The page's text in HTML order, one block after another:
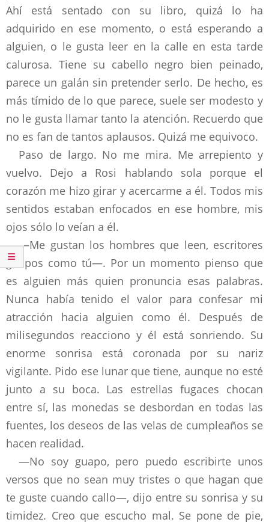
Ahí está sentado con su libro, quizá lo ha
adquirido en ese momento, o está esperando a
alguien, o le gusta leer en la calle en esta tarde
calurosa. Tiene su cabello negro bien peinado,
parece un galán sin pretender serlo. De hecho, es
más tímido de lo que parece, suele ser modesto y
no le gusta llamar tanto la atención. Recuerdo que
no es fan de tantos aplausos. Quizá me equivoco.
Paso de largo. No me mira. Me arrepiento y
vuelvo. Dejo a Rosi hablando sola porque el
corazón me hizo girar y acercarme a él. Todos mis
sentidos estaban enfocados en ese hombre, mis
ojos sólo lo veían a él.
—Me gustan los hombres que leen, escritores
guapos como tú—. Por un momento pienso que
es alguien más quien pronuncia esas palabras.
Nunca había tenido el valor para confesar mi
atracción hacia alguien como él. Después de
milisegundos reacciono y él está sonriendo. Su
enorme sonrisa está coronada por su nariz
vigilante. Pido ese lunar que tiene, aunque no esté
junto a su boca. Las estrellas fugaces chocan
entre sí, las monedas se desbordan en todas las
fuentes, los deseos de las velas de cumpleaños se
hacen realidad.
—No soy guapo, pero puedo escribirte unos
versos que no sean muy tristes o que hagan que
te guste cuando callo—, dijo entre su sonrisa y su
timidez. Creo que escucho mal. Se pone de pie,